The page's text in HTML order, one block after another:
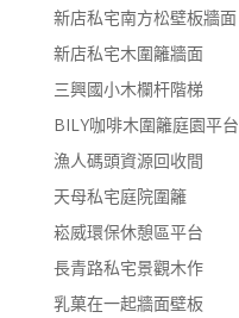
新店私宅南方松壁板牆面
新店私宅木圍籬牆面
三興國小木欄杆階梯
BILY咖啡木圍籬庭園平台
漁人碼頭資源回收間
天母私宅庭院圍籬
崧威環保休憩區平台
長青路私宅景觀木作
乳菓在一起牆面壁板